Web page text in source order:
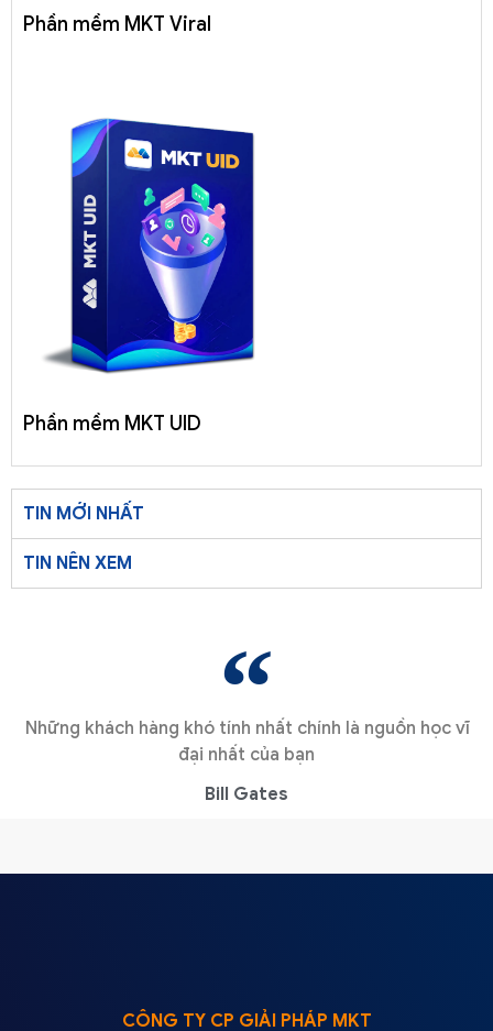
Phần mềm MKT Viral
Phần mềm MKT UID
TIN MỚI NHẤT
TIN NÊN XEM
Những khách hàng khó tính nhất chính là nguồn học vĩ
đại nhất của bạn
Bill Gates
CÔNG TY CP GIẢI PHÁP MKT